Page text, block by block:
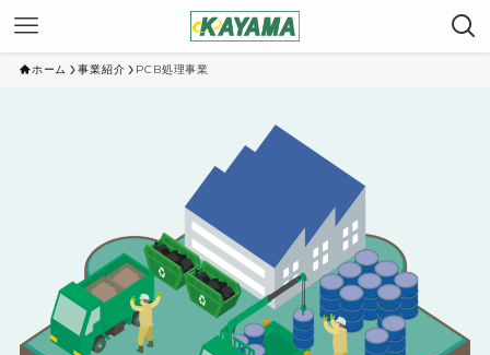
ホーム 事業紹介 PCB処理事業